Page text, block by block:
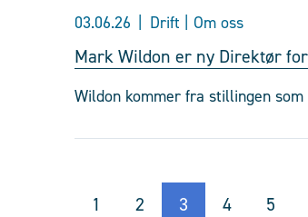
03.06.26 Drift | Om oss
Mark Wildon er ny Direktør
Wildon kommer fra stillingen
1 2 3 4 5